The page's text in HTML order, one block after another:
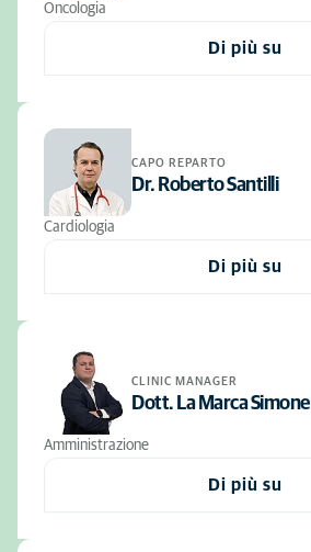
Oncologia
Di più su
CAPO REPARTO
Dr. Roberto Santilli
Cardiologia
Di più su
CLINIC MANAGER
Dott. La Marca Simone
Amministrazione
Di più su